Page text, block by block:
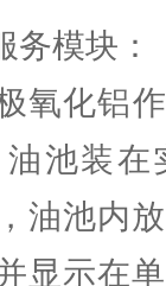
模块：
化铝作
池装在
油池内
显⽰在